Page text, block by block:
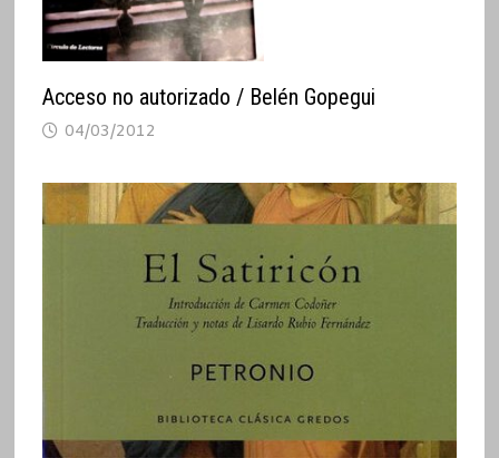
Acceso no autorizado / Belén Gopegui
04/03/2012